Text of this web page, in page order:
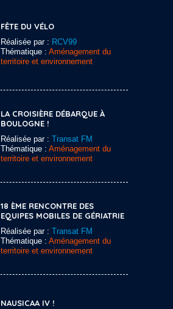
FÊTE DU VÉLO
Réalisée par : RCV99
Thématique : Aménagement du
territoire et environnement
LA CROISIÈRE DÉBARQUE À
BOULOGNE !
Réalisée par : Transat FM
Thématique : Aménagement du
territoire et environnement
18 ÈME RENCONTRE DES
EQUIPES MOBILES DE GÉRIATRIE
Réalisée par : Transat FM
Thématique : Aménagement du
territoire et environnement
NAUSICAA IV !